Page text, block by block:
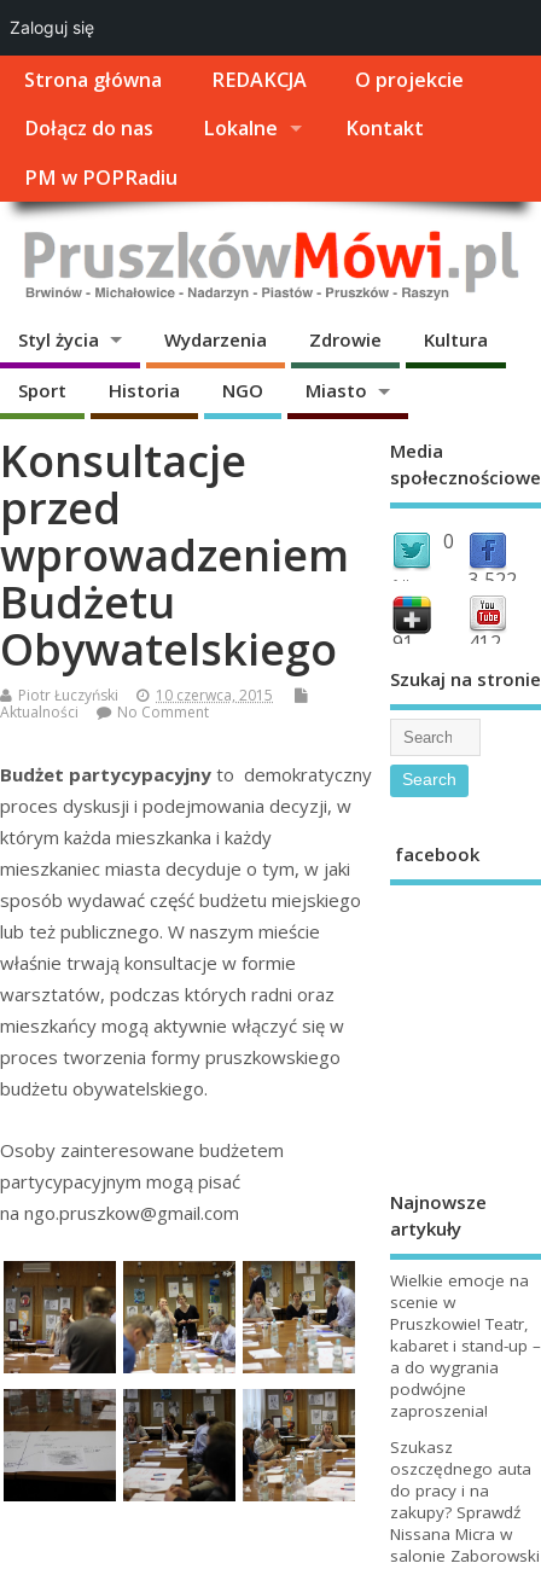
Strona główna REDAKCJA
O projekcie
Dołącz do nas
Lokalne
Kontakt
PM w POPRadiu
Styl życia Wydarzenia Zdrowie Kultura
Sport Historia NGO Miasto
Konsultacje
przed
wprowadzeniem
Budżetu
Obywatelskiego
Piotr Łuczyński
10 czerwca, 2015
Aktualności
No Comment
Budżet partycypacyjny to demokratyczny
proces dyskusji i podejmowania decyzji, w
którym każda mieszkanka i każdy
mieszkaniec miasta decyduje o tym, w jaki
sposób wydawać część budżetu miejskiego
lub też publicznego. W naszym mieście
właśnie trwają konsultacje w formie
warsztatów, podczas których radni oraz
mieszkańcy mogą aktywnie włączyć się w
proces tworzenia formy pruszkowskiego
budżetu obywatelskiego.
Osoby zainteresowane budżetem
partycypacyjnym mogą pisać
na ngo.pruszkow@gmail.com
Media
społecznościowe
0
followers 3,522
fans
91 412
Szukaj na stronie
facebook
Najnowsze
artykuły
Wielkie emocje na
scenie w
Pruszkowie! Teatr,
kabaret i stand-up –
a do wygrania
podwójne
zaproszenia!
Szukasz
oszczędnego auta
do pracy i na
zakupy? Sprawdź
Nissana Micra w
salonie Zaborowski
Zaloguj się